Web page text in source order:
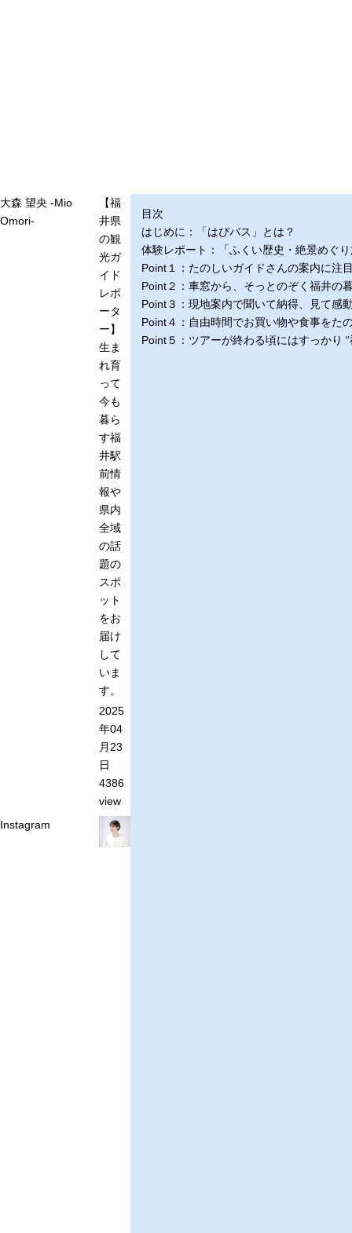
大森 望央 -Mio
Omori-
【福
井県
の観
光ガ
イド
レポ
ータ
ー】
生ま
れ育
って
今も
暮ら
す福
井駅
前情
報や
県内
全域
の話
題の
スポ
ット
をお
届け
して
いま
す。
2025
年04
月23
日
4386
view
Instagram
目次
はじめに：「はぴバス」とは？
体験レポート：「ふくい歴史・絶景めぐ
Point１：たのしいガイドさんの案内に注
Point２：車窓から、そっとのぞく福井の
Point３：現地案内で聞いて納得、見て感
Point４：自由時間でお買い物や食事をた
Point５：ツアーが終わる頃にはすっかり